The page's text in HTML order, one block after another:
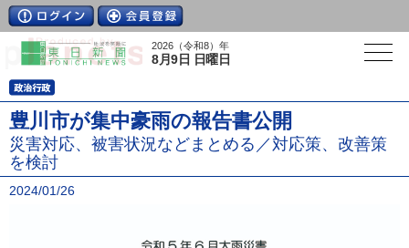
2026（令和8）年
8月9日 日曜日
豊川市が集中豪雨の報告書公開
災害対応、被害状況などまとめる／対応策、改善策
を検討
2024/01/26